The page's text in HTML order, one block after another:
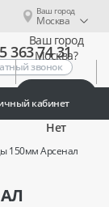
Ваш город
Москва
Ваш город
Москва?
Нет
363 74 31
звонок
кабинет
150мм Арсенал